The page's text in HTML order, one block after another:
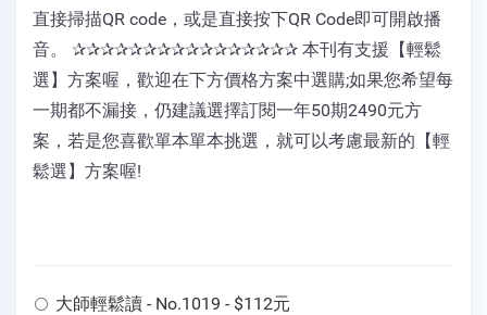
直接掃描QR code，或是直接按下QR Code即可開啟播
音。 ✰✰✰✰✰✰✰✰✰✰✰✰✰✰✰✰ 本刊有支援【輕鬆
選】方案喔，歡迎在下方價格方案中選購;如果您希望每
一期都不漏接，仍建議選擇訂閱一年50期2490元方
案，若是您喜歡單本單本挑選，就可以考慮最新的【輕
鬆選】方案喔!
大師輕鬆讀 - No.1019 - $112元